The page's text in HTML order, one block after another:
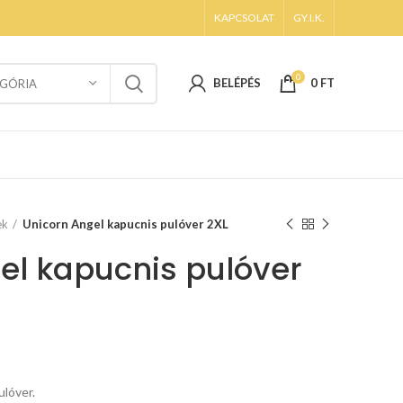
KAPCSOLAT GY.I.K.
BELÉPÉS 0 0 FT
Unicorn Angel kapucnis pulóver 2XL
kapucnis pulóver